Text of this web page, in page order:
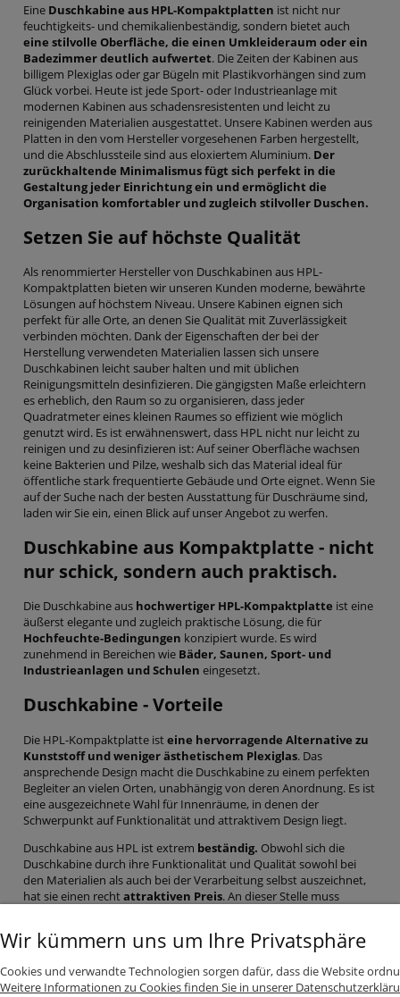
Eine Duschkabine aus HPL-Kompaktplatten ist nicht nur
feuchtigkeits- und chemikalienbeständig, sondern bietet auch
eine stilvolle Oberfläche, die einen Umkleideraum oder ein
Badezimmer deutlich aufwertet. Die Zeiten der Kabinen aus
billigem Plexiglas oder gar Bügeln mit Plastikvorhängen sind zum
Glück vorbei. Heute ist jede Sport- oder Industrieanlage mit
modernen Kabinen aus schadensresistenten und leicht zu
reinigenden Materialien ausgestattet. Unsere Kabinen werden aus
Platten in den vom Hersteller vorgesehenen Farben hergestellt,
und die Abschlussteile sind aus eloxiertem Aluminium. Der
zurückhaltende Minimalismus fügt sich perfekt in die
Gestaltung jeder Einrichtung ein und ermöglicht die
Organisation komfortabler und zugleich stilvoller Duschen.
Setzen Sie auf höchste Qualität
Als renommierter Hersteller von Duschkabinen aus HPL-
Kompaktplatten bieten wir unseren Kunden moderne, bewährte
Lösungen auf höchstem Niveau. Unsere Kabinen eignen sich
perfekt für alle Orte, an denen Sie Qualität mit Zuverlässigkeit
verbinden möchten. Dank der Eigenschaften der bei der
Herstellung verwendeten Materialien lassen sich unsere
Duschkabinen leicht sauber halten und mit üblichen
Reinigungsmitteln desinfizieren. Die gängigsten Maße erleichtern
es erheblich, den Raum so zu organisieren, dass jeder
Quadratmeter eines kleinen Raumes so effizient wie möglich
genutzt wird. Es ist erwähnenswert, dass HPL nicht nur leicht zu
reinigen und zu desinfizieren ist: Auf seiner Oberfläche wachsen
keine Bakterien und Pilze, weshalb sich das Material ideal für
öffentliche stark frequentierte Gebäude und Orte eignet. Wenn Sie
auf der Suche nach der besten Ausstattung für Duschräume sind,
laden wir Sie ein, einen Blick auf unser Angebot zu werfen.
Duschkabine aus Kompaktplatte - nicht
nur schick, sondern auch praktisch.
Die Duschkabine aus hochwertiger HPL-Kompaktplatte ist eine
äußerst elegante und zugleich praktische Lösung, die für
Hochfeuchte-Bedingungen konzipiert wurde. Es wird
zunehmend in Bereichen wie Bäder, Saunen, Sport- und
Industrieanlagen und Schulen eingesetzt.
Duschkabine - Vorteile
Die HPL-Kompaktplatte isteine hervorragende Alternative zu
Kunststoff und weniger ästhetischem Plexiglas. Das
ansprechende Design macht die Duschkabine zu einem perfekten
Begleiter an vielen Orten, unabhängig von deren Anordnung. Es ist
eine ausgezeichnete Wahl für Innenräume, in denen der
Schwerpunkt auf Funktionalität und attraktivem Design liegt.
Duschkabine aus HPL ist extrem beständig. Obwohl sich die
Duschkabine durch ihre Funktionalität und Qualität sowohl bei
den Materialien als auch bei der Verarbeitung selbst auszeichnet,
hat sie einen rechtattraktiven Preis. An dieser Stelle muss
Wir kümmern uns um Ihre Privatsphäre
Cookies und verwandte Technologien sorgen dafür, dass die Website
Weitere Informationen zu Cookies finden Sie in unserer